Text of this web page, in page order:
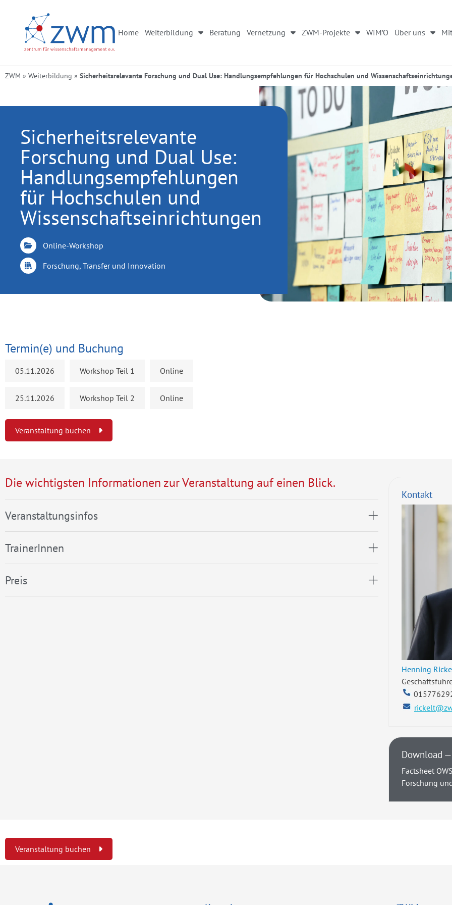
Home Weiterbildung Beratung Vernetzung ZWM-Projekte WIM’O Über uns
ZWM » Weiterbildung » Sicherheitsrelevante Forschung und Dual Use: Handlungsempfehlungen für Hochschulen und
Sicherheitsrelevante
Forschung und Dual Use:
Handlungsempfehlungen
für Hochschulen und
Wissenschaftseinrichtungen
Online-Workshop
Forschung, Transfer und Innovation
Termin(e) und Buchung
05.11.2026 Workshop Teil 1 Online
25.11.2026 Workshop Teil 2 Online
Veranstaltung buchen
Die wichtigsten Informationen zur Veranstaltung auf einen Blick.
Veranstaltungsinfos
TrainerInnen
Preis
Kontakt
Henning
Download
Factsheet
Forschung
Veranstaltung buchen